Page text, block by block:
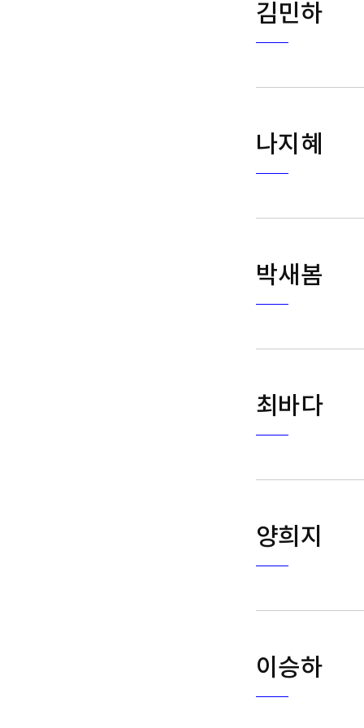
김민하
나지혜
박새봄
최바다
양희지
이승하